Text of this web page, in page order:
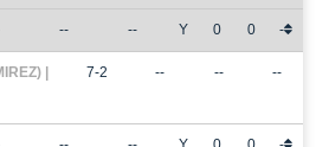
-- -- Y 0 0 -
|
7-2 -- -- --